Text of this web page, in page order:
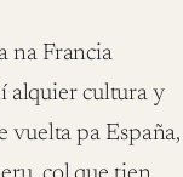
na Francia
alquier cultura y
vuelta pa España,